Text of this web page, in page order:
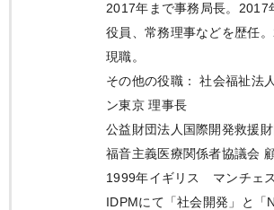
2017年まで事務局長。2017
役員、常務理事などを歴任
現職。
その他の役職： 社会福祉法
ン東京 理事長
公益財団法人国際開発救援
福音主義医療関係者協議会
1999年イギリス マンチェ
IDPMにて「社会開発」と「